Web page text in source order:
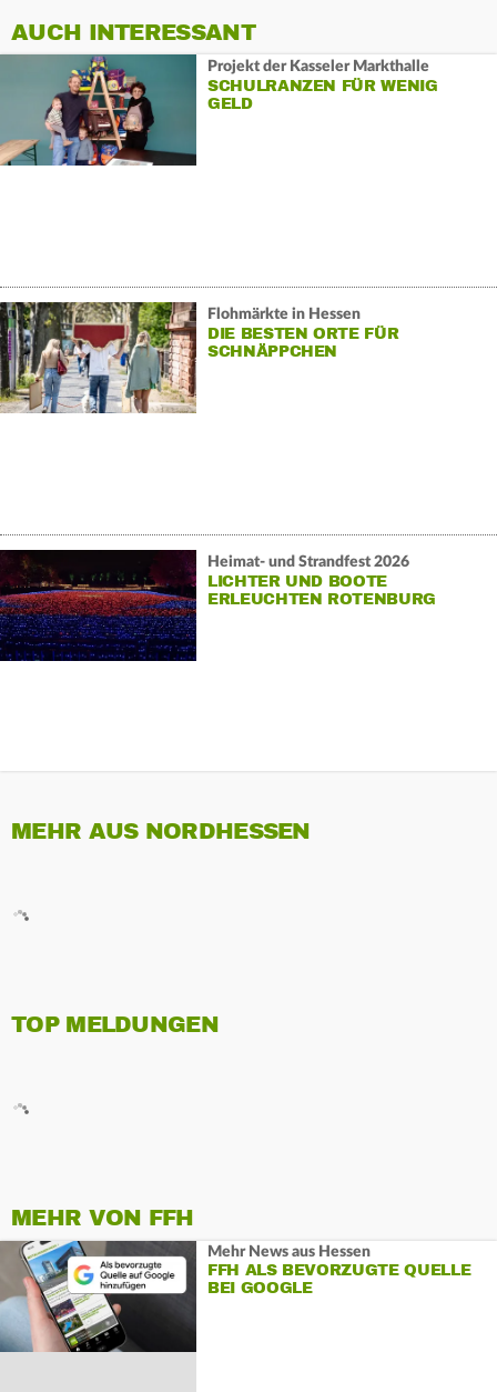
AUCH INTERESSANT
Projekt der Kasseler Markthalle
SCHULRANZEN FÜR WENIG
GELD
Flohmärkte in Hessen
DIE BESTEN ORTE FÜR
SCHNÄPPCHEN
Heimat- und Strandfest 2026
LICHTER UND BOOTE
ERLEUCHTEN ROTENBURG
MEHR AUS NORDHESSEN
TOP MELDUNGEN
MEHR VON FFH
Mehr News aus Hessen
FFH ALS BEVORZUGTE QUELLE
BEI GOOGLE